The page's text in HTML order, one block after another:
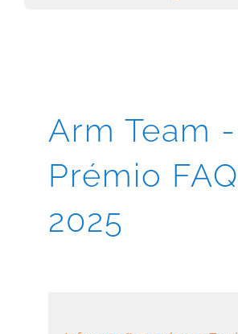
Arm Team -
Prémio
2025